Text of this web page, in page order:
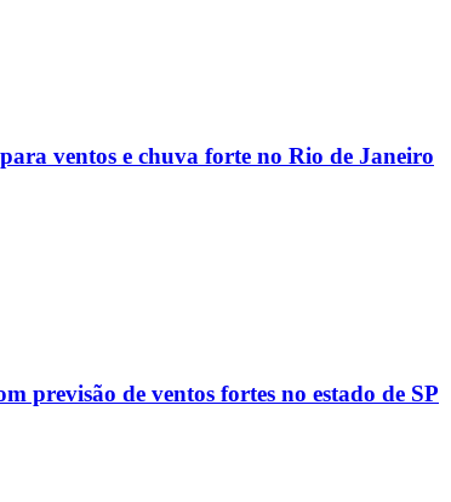
ventos e chuva forte no Rio de Janeiro
previsão de ventos fortes no estado de SP